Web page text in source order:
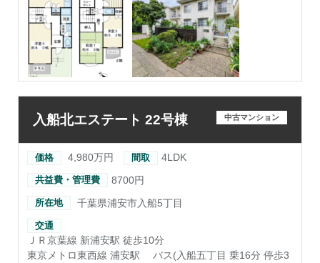
入船北エステート 22号棟 中古マンション
価格 4,980万円 間取 4LDK
共益費・管理費 8700円
所在地 千葉県浦安市入船5丁目
交通
ＪＲ京葉線 新浦安駅 徒歩10分
東京メトロ東西線 浦安駅
バス(入船五丁目 乗16分 停歩3